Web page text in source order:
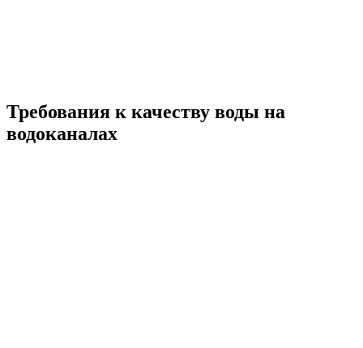
Требования к качеству воды на
водоканалах